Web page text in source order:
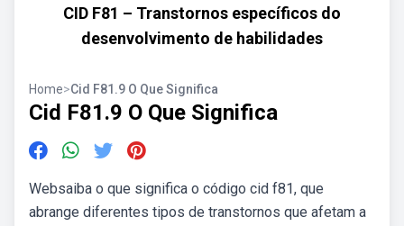
CID F81 – Transtornos específicos do
desenvolvimento de habilidades
Home>Cid F81.9 O Que Significa
Cid F81.9 O Que Significa
Websaiba o que significa o código cid f81, que
abrange diferentes tipos de transtornos que afetam a